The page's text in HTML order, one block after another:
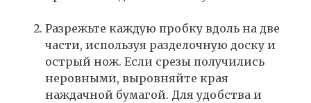
Разрежьте каждую пробку вдоль на две
части, используя разделочную доску и
острый нож. Если срезы получились
неровными, выровняйте края
наждачной бумагой. Для удобства и